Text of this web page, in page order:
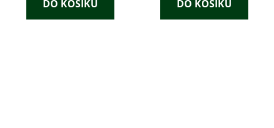
DO KOŠÍKU DO KOŠÍKU